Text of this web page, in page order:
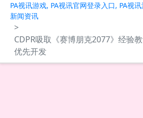
PA视讯游戏, PA视讯官网登录入口, PA视
新闻资讯
>
CDPR吸取《赛博朋克2077》经验
优先开发